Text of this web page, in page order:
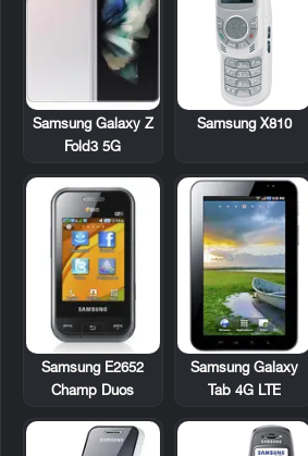
Samsung X810
Samsung Galaxy Z
Fold3 5G
Samsung Galaxy
Tab 4G LTE
Samsung E2652
Champ Duos